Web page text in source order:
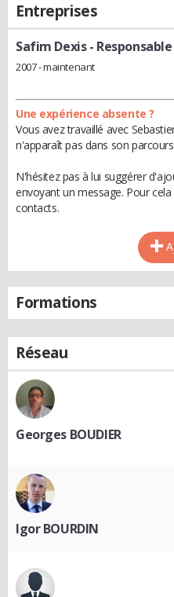
Entreprises
Safim Dexis-
2007 - maintenant
Une expérience absente ?
Vous avez travaillé avec
n'apparaît pas dans son
N'hésitez pas à lui suggérer
envoyant un message. Pour
contacts.
Formations
Réseau
Georges BOUDIER
Igor BOURDIN